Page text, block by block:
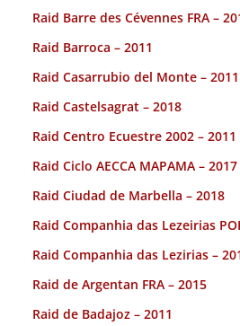
Raid Barre des Cévennes FRA –
Raid Barroca – 2011
Raid Casarrubio del Monte – 2011
Raid Castelsagrat – 2018
Raid Centro Ecuestre 2002 – 2011
Raid Ciclo AECCA MAPAMA – 2017
Raid Ciudad de Marbella – 2018
Raid Companhia das Lezeirias
Raid Companhia das Lezirias –
Raid de Argentan FRA – 2015
Raid de Badajoz – 2011